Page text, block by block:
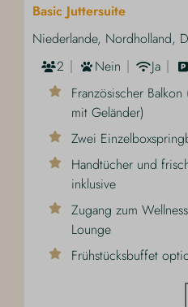
Basic Juttersuite
Niederlande, Nordholland,
2
Nein Ja
Französischer Balkon
mit Geländer)
Zwei
Handtücher und
inklusive
Zugang zum
Lounge
Frühstücksbuffet